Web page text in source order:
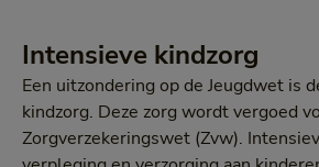
Intensieve kindzorg
Een uitzondering op de Jeugdwet is
kindzorg. Deze zorg wordt vergoed
Zorgverzekeringswet (Zvw).